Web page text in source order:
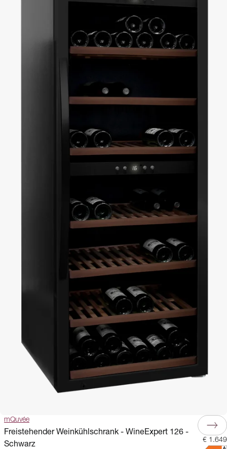
mQuvée
Freistehender Weinkühlschrank - WineExpert 126 -
Schwarz
€ 1.649